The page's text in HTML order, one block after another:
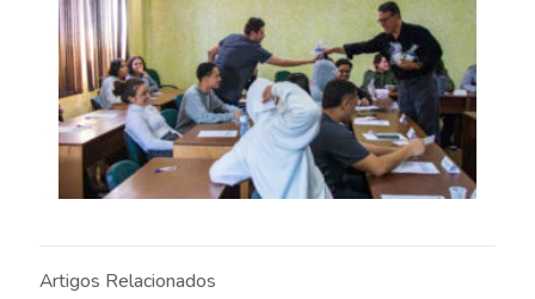
Artigos Relacionados